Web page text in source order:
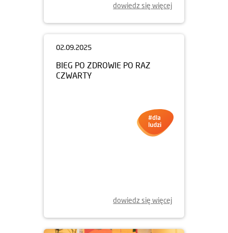
dowiedz się więcej
02.09.2025
BIEG PO ZDROWIE PO RAZ
CZWARTY
dowiedz się więcej